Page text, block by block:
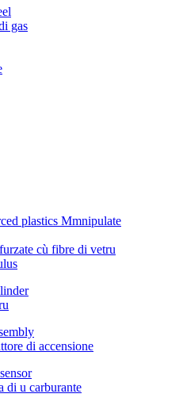
gas
cù fibre di vetru
di accensione
di u carburante